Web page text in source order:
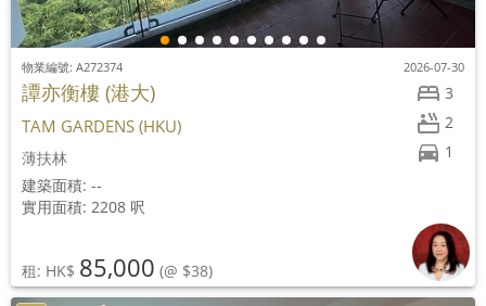
3
2
1
物業編號: A272374 2026-07-30
譚亦衡樓 (港大)
TAM GARDENS (HKU)
薄扶林
建築面積: --
實用面積: 2208 呎
租: HK$ 85,000 (@ $38)